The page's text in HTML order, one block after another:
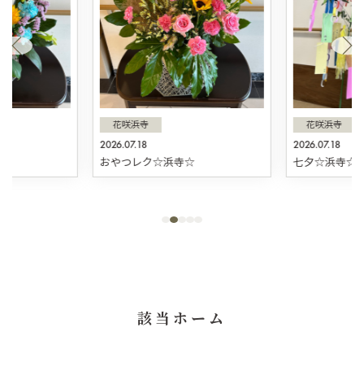
2026.07.18
花咲浜寺
おやつレク☆浜寺☆
2026.07.18
花咲浜寺
七夕☆浜寺☆
該当ホーム